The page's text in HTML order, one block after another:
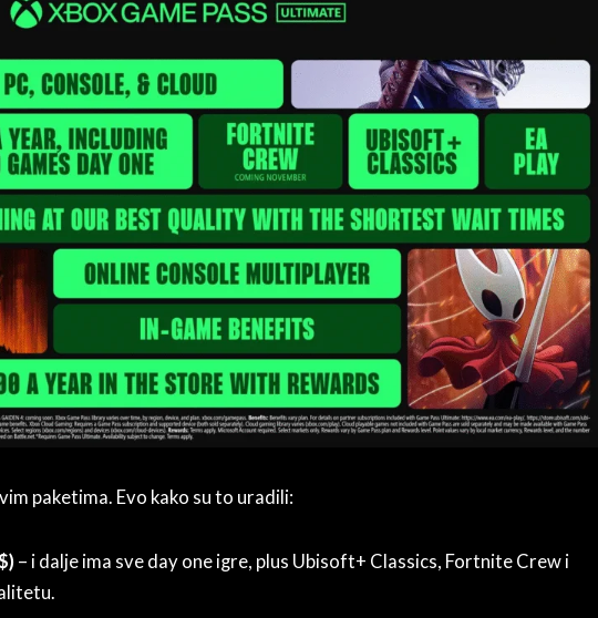
paketima. Evo kako su to uradili:
– i dalje ima sve day one igre, plus Ubisoft+ Classics, Fortnite Crew i